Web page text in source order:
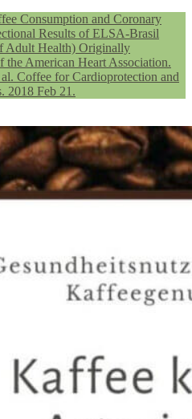
Consumption and Coronary
Results of ELSA‐Brasil
Adult Health) Originally
American Heart Association.
Coffee for Cardioprotection and
2018 Feb 21.